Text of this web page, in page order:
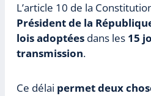
L’article 10 de la
Président de la
lois adoptées dans les 15
transmission.
Ce délai permet deux